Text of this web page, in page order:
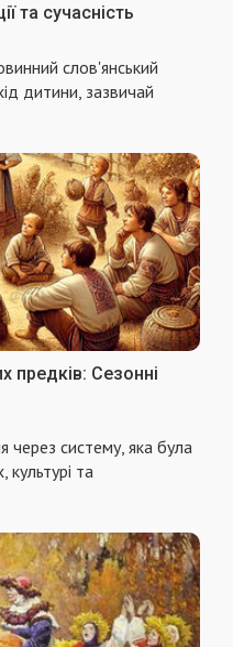
та сучасність
слов'янський
дитини, зазвичай
предків: Сезонні
через систему, яка була
культурі та